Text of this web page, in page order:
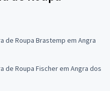
de Roupa Brastemp em Angra
de Roupa Fischer em Angra dos